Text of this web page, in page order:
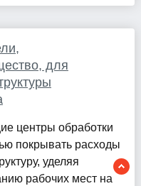
для
центры обработки
покрывать расходы
уделяя
рабочих мест на